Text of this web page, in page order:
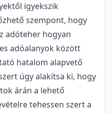
igyekszik
szempont, hogy
adóteher hogyan
adóalanyok között
hatalom alapvető
úgy alakítsa ki, hogy
árán a lehető
tehessen szert a